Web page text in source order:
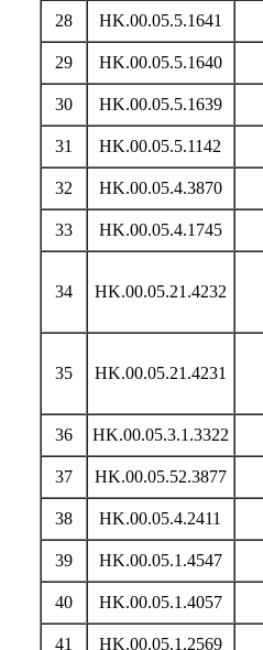
28 HK.00.05.5.1641
29
HK.00.05.5.1640
30
HK.00.05.5.1639
31
HK.00.05.5.1142
32
HK.00.05.4.3870
33 HK.00.05.4.1745
34 HK.00.05.21.4232
35 HK.00.05.21.4231
36
HK.00.05.3.1.3322
37
HK.00.05.52.3877
38 HK.00.05.4.2411
39
HK.00.05.1.4547
40
HK.00.05.1.4057
41 HK.00.05.1.2569